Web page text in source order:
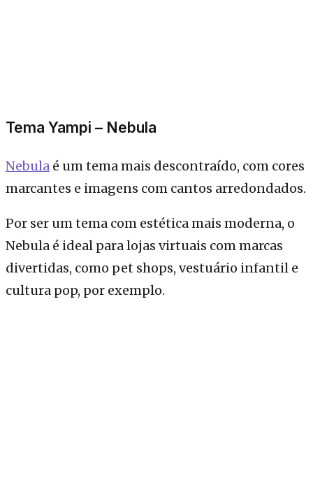
Tema Yampi – Nebula
Nebula é um tema mais descontraído, com cores
marcantes e imagens com cantos arredondados.
Por ser um tema com estética mais moderna, o
Nebula é ideal para lojas virtuais com marcas
divertidas, como pet shops, vestuário infantil e
cultura pop, por exemplo.